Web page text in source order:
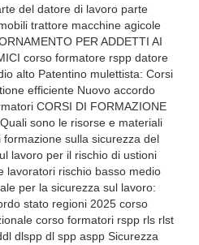
del datore di lavoro parte
trattore macchine agicole
PER ADDETTI AI
corso formatore rspp datore
alto Patentino mulettista: Corsi
efficiente Nuovo accordo
CORSI DI FORMAZIONE
sono le risorse e materiali
sulla sicurezza del
lavoro per il rischio di ustioni
lavoratori rischio basso medio
per la sicurezza sul lavoro:
stato regioni 2025 corso
corso formatori rspp rls rlst
dlspp dl spp aspp Sicurezza